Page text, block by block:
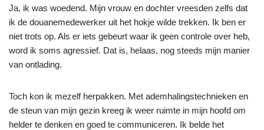
Ja, ik was woedend. Mijn vrouw en dochter vreesden zelfs dat
ik de douanemedewerker uit het hokje wilde trekken. Ik ben er
niet trots op. Als er iets gebeurt waar ik geen controle over heb,
word ik soms agressief. Dat is, helaas, nog steeds mijn manier
van ontlading.
Toch kon ik mezelf herpakken. Met ademhalingstechnieken en
de steun van mijn gezin kreeg ik weer ruimte in mijn hoofd om
helder te denken en goed te communiceren. Ik belde het